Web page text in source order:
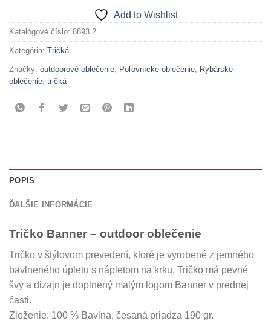
Add to Wishlist
Katalógové číslo: 8893 2
Kategória: Tričká
Značky: outdoorové oblečenie, Poľovnícke oblečenie, Rybárske
oblečenie, tričká
POPIS
ĎALŠIE INFORMÁCIE
Tričko Banner – outdoor oblečenie
Tričko v štýlovom prevedení, ktoré je vyrobené z jemného
bavlneného úpletu s nápletom na krku. Tričko má pevné
švy a dizajn je doplnený malým logom Banner v prednej
časti.
Zloženie: 100 % Bavlna, česaná priadza 190 gr.